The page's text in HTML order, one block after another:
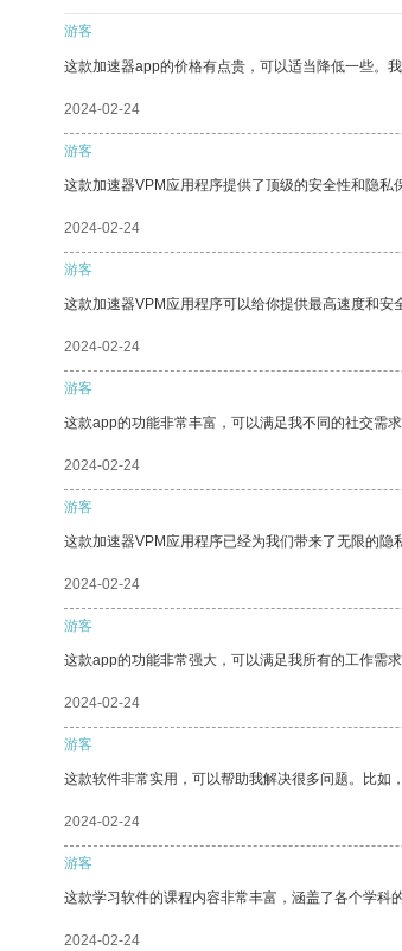
游客
这款加速器app的价格有点贵，可以适当降低一些。
2024-02-24
游客
这款加速器VPM应用程序提供了顶级的安全性和隐私
2024-02-24
游客
这款加速器VPM应用程序可以给你提供最高速度和安
2024-02-24
游客
这款app的功能非常丰富，可以满足我不同的社交需求
2024-02-24
游客
这款加速器VPM应用程序已经为我们带来了无限的隐
2024-02-24
游客
这款app的功能非常强大，可以满足我所有的工作需
2024-02-24
游客
这款软件非常实用，可以帮助我解决很多问题。比如
2024-02-24
游客
这款学习软件的课程内容非常丰富，涵盖了各个学科
2024-02-24